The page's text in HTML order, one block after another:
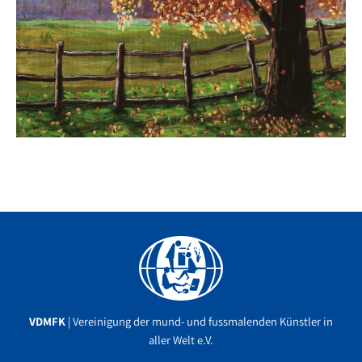
VDMFK | Vereinigung der mund- und fussmalenden Künstler in
aller Welt e.V.
Facebook
YouTube
Instagram